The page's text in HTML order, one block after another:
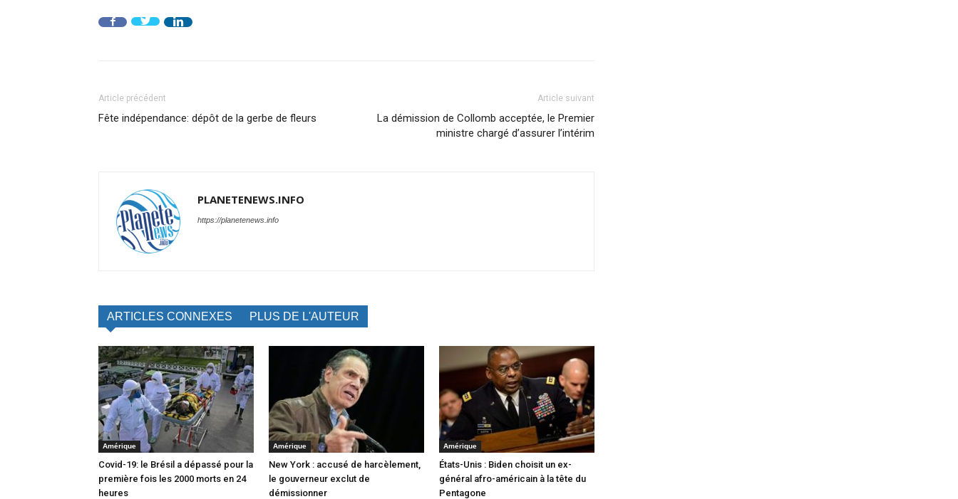
Article précédent
Fête indépendance: dépôt de la gerbe de fleurs
Article suivant
La démission de Collomb acceptée, le Premier
ministre chargé d’assurer l’intérim
PLANETENEWS.INFO
https://planetenews.info
ARTICLES CONNEXES PLUS DE L'AUTEUR
Amérique
Covid-19: le Brésil a dépassé pour la
première fois les 2000 morts en 24
heures
Amérique
New York : accusé de harcèlement,
le gouverneur exclut de
démissionner
Amérique
États-Unis : Biden choisit un ex-
général afro-américain à la tête du
Pentagone